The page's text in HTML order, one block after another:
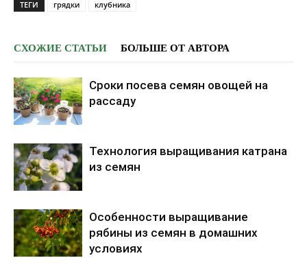
h
p
o
s
"
Г
р
д
к
а
ТЕГИ грядки клубника
СХОЖИЕ СТАТЬИ БОЛЬШЕ ОТ АВТОРА
Сроки посева семян овощей на
рассаду
Технология выращивания катрана
из семян
Особенности выращивание
рябины из семян в домашних
условиях